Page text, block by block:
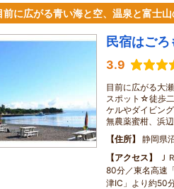
に広がる青い海と空、温泉と富士
民宿はごろ
3.9
目前に広がる大
スポット☆徒歩
ケルやダイビン
無農薬蜜柑、浜
住所
静岡県
アクセス
Ｊ
80分／東名高速
津IC」より約50